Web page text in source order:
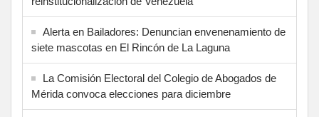
Alerta en Bailadores: Denuncian envenenamiento de
siete mascotas en El Rincón de La Laguna
La Comisión Electoral del Colegio de Abogados de
Mérida convoca elecciones para diciembre